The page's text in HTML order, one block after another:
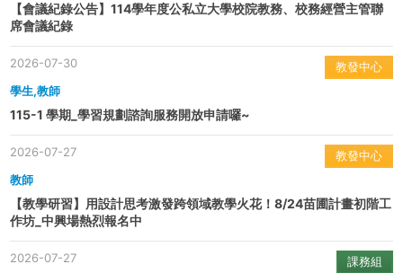
【會議紀錄公告】114學年度公私立大學校院教務、校務經營主管聯
席會議紀錄
教發中心
學生,教師
2026-07-30
115-1 學期_學習規劃諮詢服務開放申請囉~
教發中心
教師
2026-07-27
【教學研習】用設計思考激發跨領域教學火花！8/24苗圃計畫初階工
作坊_中興場熱烈報名中
課務組
2026-07-27